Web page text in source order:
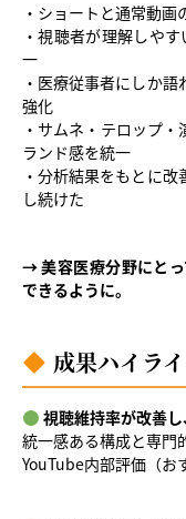
・ショートと通常動
・視聴者が理解しや
一
・医療従事者にしか
強化
・サムネ・テロップ
ランド感を統一
・分析結果をもとに
し続けた
→ 美容医療分野にと
できるように。
成果ハイラ
視聴維持率が改善
統一感ある構成と専門
YouTube内部評価（お